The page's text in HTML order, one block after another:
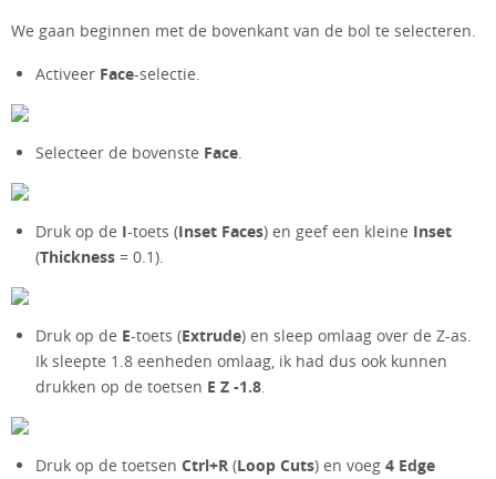
We gaan beginnen met de bovenkant van de bol te selecteren.
Activeer Face-selectie.
Selecteer de bovenste Face.
Druk op de I-toets (Inset Faces) en geef een kleine Inset
(Thickness = 0.1).
Druk op de E-toets (Extrude) en sleep omlaag over de Z-as.
Ik sleepte 1.8 eenheden omlaag, ik had dus ook kunnen
drukken op de toetsen E Z -1.8.
Druk op de toetsenCtrl+R (Loop Cuts) en voeg4 Edge